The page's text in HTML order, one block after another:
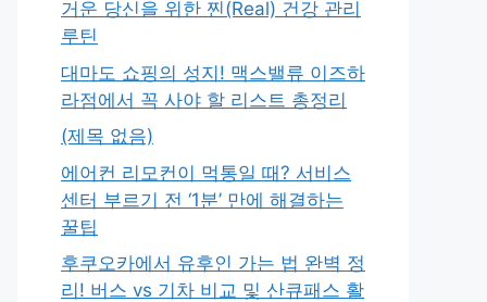
거운 당신을 위한 찐(Real) 건강 관리
루틴
대마도 쇼핑의 성지! 맥스밸류 이즈하
라점에서 꼭 사야 할 리스트 총정리
(제목 없음)
에어컨 리모컨이 먹통일 때? 서비스
센터 부르기 전 ‘1분’ 만에 해결하는
꿀팁
후쿠오카에서 유후인 가는 법 완벽 정
리! 버스 vs 기차 비교 및 산큐패스 활